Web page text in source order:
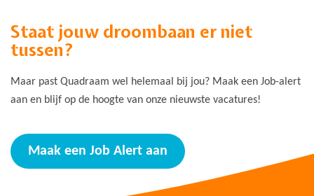
Staat jouw droombaan er niet
tussen?
Maar past Quadraam wel helemaal bij jou? Maak een Job-alert
aan en blijf op de hoogte van onze nieuwste vacatures!
Maak een Job Alert aan